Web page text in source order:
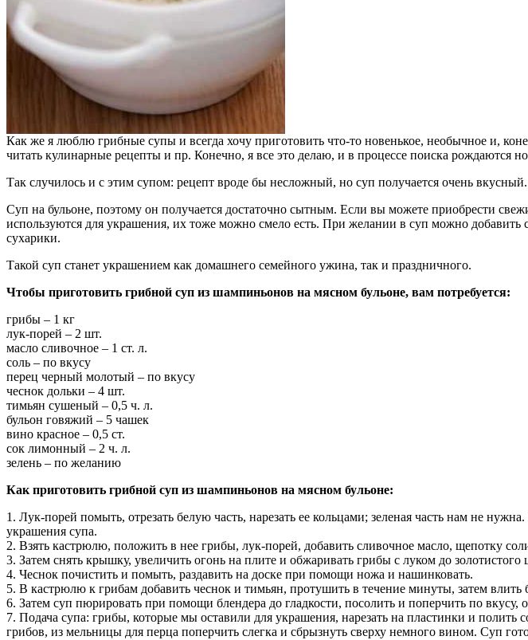
Как же я люблю грибные супы и всегда хочу приготовить что-то новенькое, необычное и,
читать кулинарные рецепты и пр. Конечно, я все это делаю, и в процессе поиска рождаются
Так случилось и с этим супом: рецепт вроде бы несложный, но суп получается очень
Суп на бульоне, поэтому он получается достаточно сытным. Если вы можете приобрести
используются для украшения, их тоже можно смело есть. При желании в суп можно
сухарики.
Такой суп станет украшением как домашнего семейного ужина, так и праздничного.
Чтобы приготовить грибной суп из шампиньонов на мясном бульоне, вам потребуется:
грибы – 1 кг
лук-порей – 2 шт.
масло сливочное – 1 ст. л.
соль – по вкусу
перец черный молотый – по вкусу
чеснок дольки – 4 шт.
тимьян сушеный – 0,5 ч. л.
бульон говяжий – 5 чашек
вино красное – 0,5 ст.
сок лимонный – 2 ч. л.
зелень – по желанию
Как приготовить грибной суп из шампиньонов на мясном бульоне:
1. Лук-порей помыть, отрезать белую часть, нарезать ее кольцами; зеленая часть нам не
украшения супа.
2. Взять кастрюлю, положить в нее грибы, лук-порей, добавить сливочное масло, щепотку
3. Затем снять крышку, увеличить огонь на плите и обжаривать грибы с луком до золотистого
4. Чеснок почистить и помыть, раздавить на доске при помощи ножа и нашинковать.
5. В кастрюлю к грибам добавить чеснок и тимьян, протушить в течение минуты, затем
6. Затем суп пюрировать при помощи блендера до гладкости, посолить и поперчить по вкусу,
7. Подача супа: грибы, которые мы оставили для украшения, нарезать на пластинки и
грибов, из мельницы для перца поперчить слегка и сбрызнуть сверху немного вином. Суп